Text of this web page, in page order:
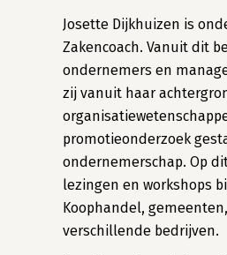
Josette Dijkhuizen is
Zakencoach. Vanuit dit
ondernemers en
zij vanuit haar
promotieonderzoek
ondernemerschap. Op
lezingen en workshops
Koophandel,
verschillende bedrijven.